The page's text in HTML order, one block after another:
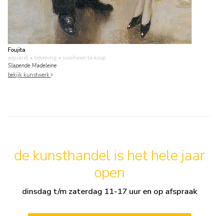
Foujita
aquarel • tekening • voorheen te koop
Slapende Madeleine
bekijk kunstwerk
de kunsthandel is het hele jaar
open
dinsdag t/m zaterdag 11-17 uur en op afspraak